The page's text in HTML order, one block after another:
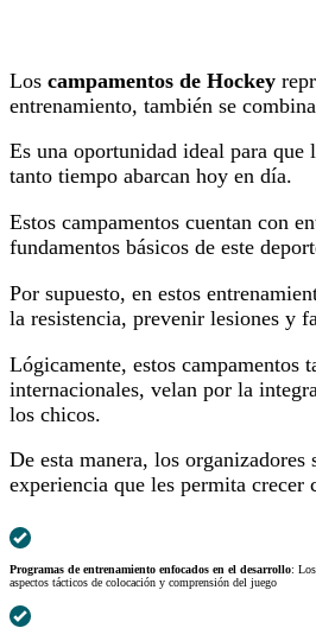
Los campamentos de Hockey
entrenamiento, también se
Es una oportunidad ideal para que
tanto tiempo abarcan hoy en día.
Estos campamentos cuentan con
fundamentos básicos de este
Por supuesto, en estos
la resistencia, prevenir lesiones y
Lógicamente, estos campamentos
internacionales, velan por la
los chicos.
De esta manera, los
experiencia que les permita
Programas de entrenamiento enfocados en el desarrollo:
aspectos tácticos de colocación y comprensión del juego